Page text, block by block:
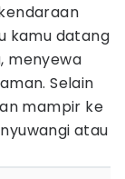
kamu datang
menyewa
Selain
mampir ke
atau